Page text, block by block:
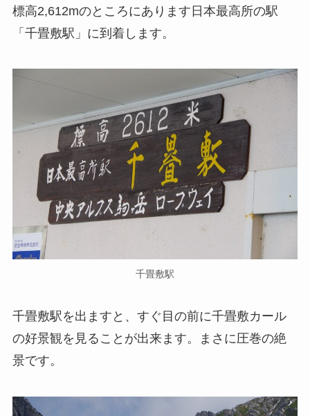
標高2,612mのところにあります日本最高所の駅
「千畳敷駅」に到着します。
千畳敷駅
千畳敷駅を出ますと、すぐ目の前に千畳敷カール
の好景観を見ることが出来ます。まさに圧巻の絶
景です。